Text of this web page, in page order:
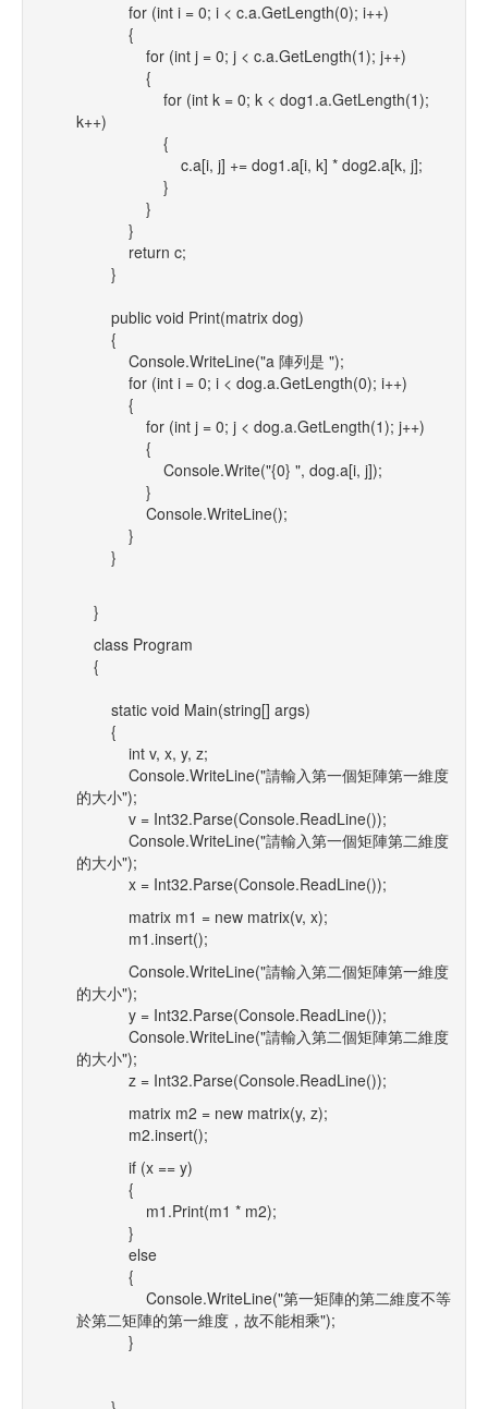
for (int i = 0; i < c.a.GetLength(0); i++)
{
for (int j = 0; j < c.a.GetLength(1); j++)
{
for (int k = 0; k < dog1.a.GetLength(1);
k++)
{
c.a[i, j] += dog1.a[i, k] * dog2.a[k, j];
}
}
}
return c;
}
public void Print(matrix dog)
{
Console.WriteLine("a 陣列是 ");
for (int i = 0; i < dog.a.GetLength(0); i++)
{
for (int j = 0; j < dog.a.GetLength(1); j++)
{
Console.Write("{0} ", dog.a[i, j]);
}
Console.WriteLine();
}
}
}
class Program
{
static void Main(string[] args)
{
int v, x, y, z;
Console.WriteLine("請輸入第一個矩陣第一維度
的大小");
v = Int32.Parse(Console.ReadLine());
Console.WriteLine("請輸入第一個矩陣第二維度
的大小");
x = Int32.Parse(Console.ReadLine());
matrix m1 = new matrix(v, x);
m1.insert();
Console.WriteLine("請輸入第二個矩陣第一維度
的大小");
y = Int32.Parse(Console.ReadLine());
Console.WriteLine("請輸入第二個矩陣第二維度
的大小");
z = Int32.Parse(Console.ReadLine());
matrix m2 = new matrix(y, z);
m2.insert();
if (x == y)
{
m1.Print(m1 * m2);
}
else
{
Console.WriteLine("第一矩陣的第二維度不等
於第二矩陣的第一維度，故不能相乘");
}